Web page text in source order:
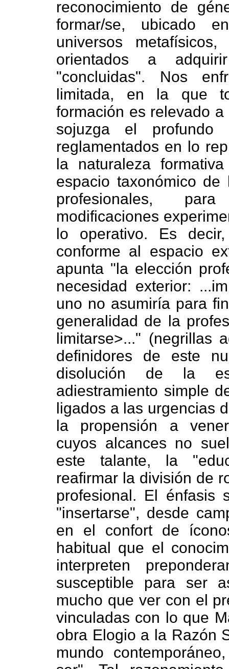
reconocimiento de
formar/se, ubicado
universos
orientados a
"concluidas".
Nos
limitada, en la que
formación es relevado
sojuzga el profundo
reglamentados en lo
la naturaleza
espacio taxonómico
profesionales,
modificaciones
lo operativo. Es
conforme al espacio
apunta "la elección
necesidad exterior:
uno no asumiría para
generalidad de la
limitarse>..." (negrillas
definidores de este
disolución de la
adiestramiento simple
ligados a las urgencias
la propensión a
cuyos alcances no
este talante, la
reafirmar la división de
profesional. El énfasis
"insertarse", desde
en el confort de
habitual que el
interpreten
susceptible para ser
mucho que ver con el
vinculadas con lo que
obra Elogio a la Razón
mundo